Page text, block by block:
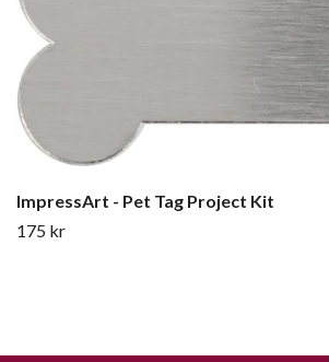
ImpressArt - Pet Tag Project Kit
175 kr